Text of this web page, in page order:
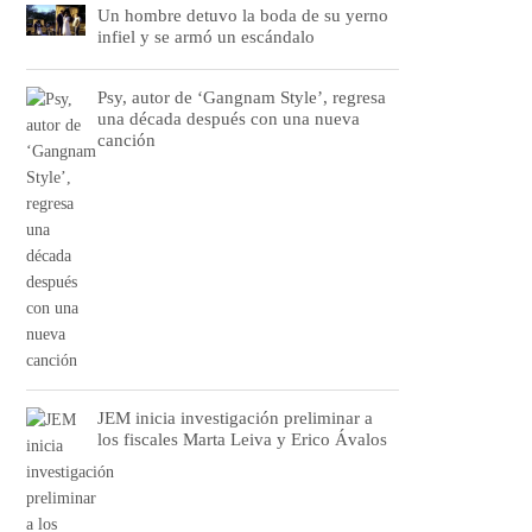
Un hombre detuvo la boda de su yerno
infiel y se armó un escándalo
Psy, autor de ‘Gangnam Style’, regresa
una década después con una nueva
canción
JEM inicia investigación preliminar a
los fiscales Marta Leiva y Erico Ávalos